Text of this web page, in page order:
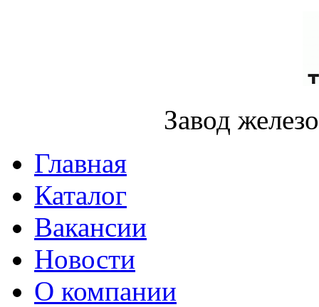
Завод
Главная
Каталог
Вакансии
Новости
О компании